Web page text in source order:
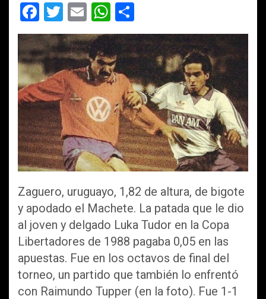
F
a
ce
b
o
o
k
T
wi
tt
er
E
m
ail
W
h
at
s
A
p
p
o
m
p
ar
tir
Zaguero, uruguayo, 1,82 de altura, de bigote
y apodado el Machete. La patada que le dio
al joven y delgado Luka Tudor en la Copa
Libertadores de 1988 pagaba 0,05 en las
apuestas. Fue en los octavos de final del
torneo, un partido que también lo enfrentó
con Raimundo Tupper (en la foto). Fue 1-1